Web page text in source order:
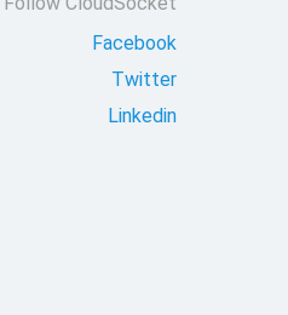
Facebook
Twitter
Linkedin